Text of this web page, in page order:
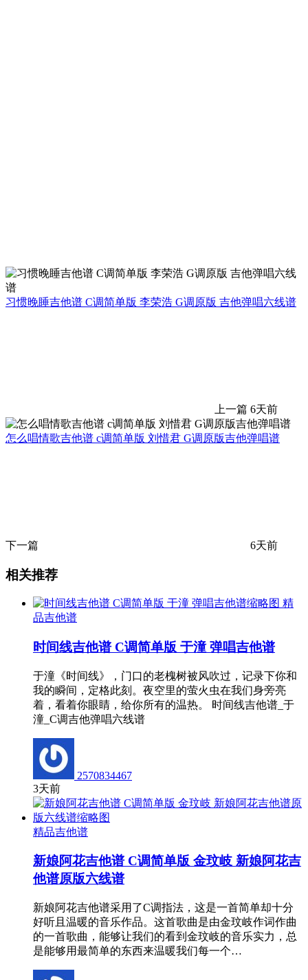
习惯晚睡吉他谱 C调简单版 李荣浩 G调原版 吉他弹唱六线谱
上一篇 6天前
怎么唱情歌吉他谱 c调简单版 刘惜君 G调原版吉他弹唱谱
下一篇 6天前
相关推荐
精
品吉他谱
时间线吉他谱 C调简单版 于潼 弹唱吉他谱
于潼《时间线》，门口的老槐树被风吹过，记录下你和
我的瞬间，定格此刻。夜空里的萤火虫在我们身旁亮
着，看着你眼睛，给你所有的温热。 时间线吉他谱_于
潼_C调吉他弹唱六线谱
2570834467
3天前
精品吉他谱
新娘阿花吉他谱 C调简单版 金玟岐 新娘阿花吉
他谱原版六线谱
新娘阿花吉他谱采用了C调指法，这是一首简单却十分
好听且温暖的音乐作品。这首歌曲是由金玟岐作词作曲
的一首歌曲，能够让我们的看到金玟岐的音乐实力，总
是能够用最简单的东西来温暖我们每一个…